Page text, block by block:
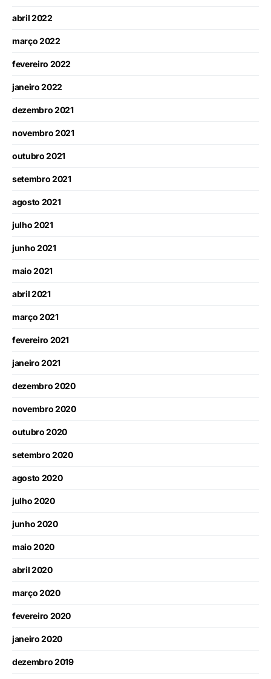
abril 2022
março 2022
fevereiro 2022
janeiro 2022
dezembro 2021
novembro 2021
outubro 2021
setembro 2021
agosto 2021
julho 2021
junho 2021
maio 2021
abril 2021
março 2021
fevereiro 2021
janeiro 2021
dezembro 2020
novembro 2020
outubro 2020
setembro 2020
agosto 2020
julho 2020
junho 2020
maio 2020
abril 2020
março 2020
fevereiro 2020
janeiro 2020
dezembro 2019